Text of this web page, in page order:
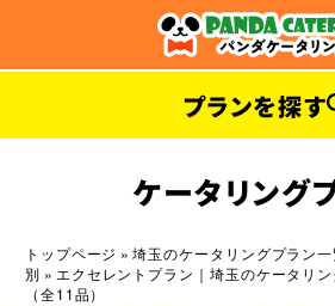
ケータリング
トップページ »埼玉のケータリングプラン
別 » エクセレントプラン｜埼玉のケータリ
（全11品）
プランを探す
お1人様4,000円〜